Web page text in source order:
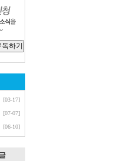
독하기
[03-17]
[07-07]
[06-10]